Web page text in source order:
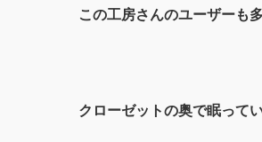
この工房さんのユーザーも
クローゼットの奥で眠って